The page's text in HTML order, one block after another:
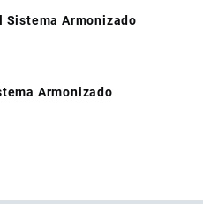
Armonizado
Armonizado